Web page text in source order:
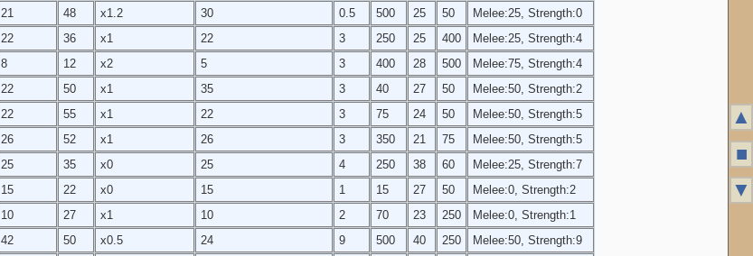
21 48 x1.2 30 0.5 500 25 50
Melee:25, Strength:0
22 36 x1 22 3 250 25 400
Melee:25, Strength:4
8 12 x2 5 3 400 28 500
Melee:75, Strength:4
22 50 x1 35 3 40 27 50
Melee:50, Strength:2
22 55 x1 22 3 75 24 50
Melee:50, Strength:5
26 52 x1 26 3 350 21 75
Melee:50, Strength:5
25 35 x0 25 4 250 38 60
Melee:25, Strength:7
15 22 x0 15 1 15 27 50
Melee:0, Strength:2
10 27 x1 10 2 70 23 250
Melee:0, Strength:1
42 50 x0.5 24 9 500 40 250
Melee:50, Strength:9
▲
■
▼